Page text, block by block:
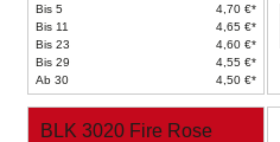
Bis 5
4,70 €*
Bis 11
4,65 €*
Bis 23
4,60 €*
Bis 29
4,55 €*
Ab 30
4,50 €*
BLK 3020 Fire Rose